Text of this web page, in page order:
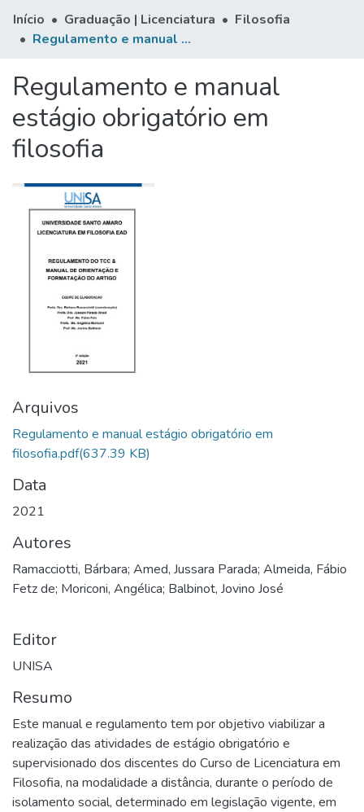
Início Graduação | Licenciatura
Filosofia
Regulamento e manual estágio obrigatório em filosofia
Regulamento e manual
estágio obrigatório em
filosofia
Arquivos
Regulamento e manual estágio obrigatório em
filosofia.pdf(637.39 KB)
Data
2021
Autores
Ramacciotti, Bárbara; Amed, Jussara Parada; Almeida, Fábio
Fetz de; Moriconi, Angélica; Balbinot, Jovino José
Editor
UNISA
Resumo
Este manual e regulamento tem por objetivo viabilizar a
realização das atividades de estágio obrigatório e
supervisionado dos discentes do Curso de Licenciatura em
Filosofia, na modalidade a distância, durante o período de
isolamento social, determinado em legislação vigente, em